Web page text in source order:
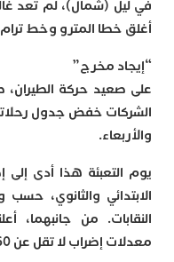
(شمال)، لم تعد غالبية
المترو وخط ترام واحد من
مخرج”
حركة الطيران، طلبت
والثانوي، حسب وزارة
لا تقل عن 60 في المائة.